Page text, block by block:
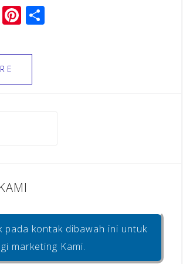
T
gr
Pi
te
e
pada kontak dibawah ini untuk
marketing Kami.